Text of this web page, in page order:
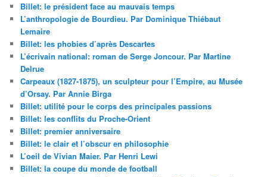
Billet: le président face au mauvais temps
L’anthropologie de Bourdieu. Par Dominique Thiébaut
Lemaire
Billet: les phobies d’après Descartes
L’écrivain national: roman de Serge Joncour. Par Martine
Delrue
Carpeaux (1827-1875), un sculpteur pour l’Empire, au Musée
d’Orsay. Par Annie Birga
Billet: utilité pour le corps des principales passions
Billet: les conflits du Proche-Orient
Billet: premier anniversaire
Billet: le clair et l’obscur en philosophie
L’oeil de Vivian Maier. Par Henri Lewi
Billet: la coupe du monde de football